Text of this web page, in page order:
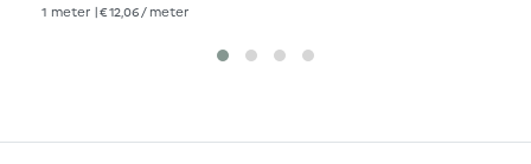
1 meter | € 12,06 / meter